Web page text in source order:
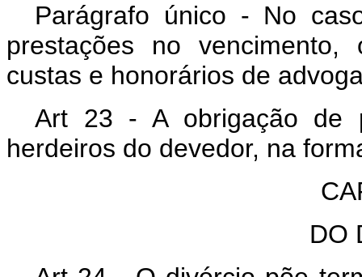
Parágrafo único - No
prestações no
custas e honorários de
Art 23 - A obrigação de
herdeiros do devedor, na
DO